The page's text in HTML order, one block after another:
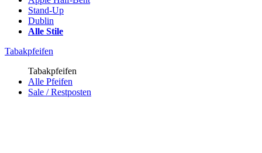
Stand-Up
Dublin
Alle Stile
Tabakpfeifen
Tabakpfeifen
Alle Pfeifen
Sale / Restposten